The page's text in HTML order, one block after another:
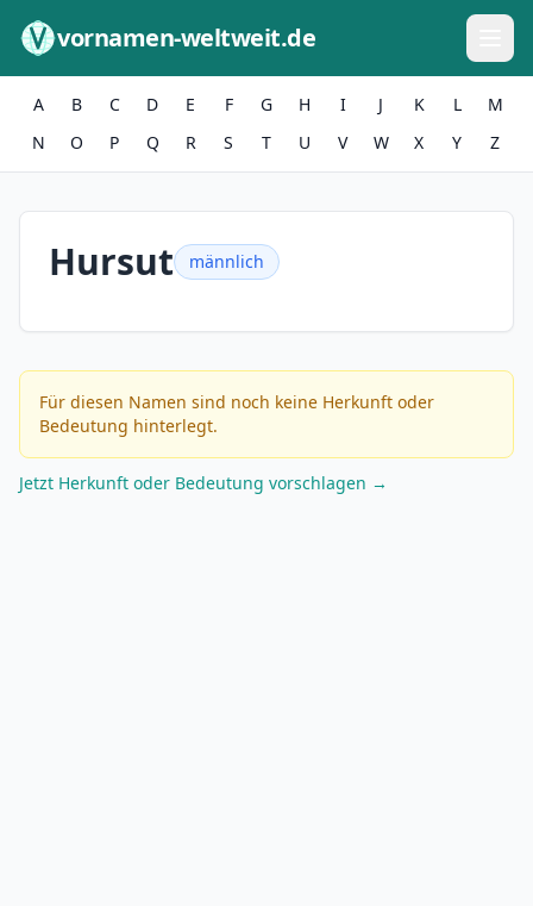
vornamen-weltweit.de
A B C D E F G H I J K L
M
N
O P Q R S T U V W X Y Z
Hursut männlich
Für diesen Namen sind noch keine Herkunft oder
Bedeutung hinterlegt.
Jetzt Herkunft oder Bedeutung vorschlagen →